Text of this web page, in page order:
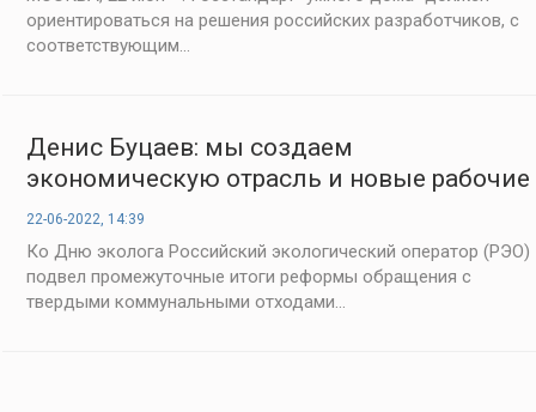
ориентироваться на решения российских разработчиков, с
соответствующим...
Денис Буцаев: мы создаем
экономическую отрасль и новые рабочие
места - «Строительство»
22-06-2022, 14:39
Ко Дню эколога Российский экологический оператор (РЭО)
подвел промежуточные итоги реформы обращения с
твердыми коммунальными отходами...